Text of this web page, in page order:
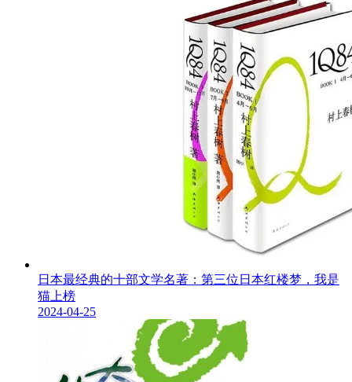
日本最经典的十部文学名著：第三位日本红楼梦，我是
猫上榜
2024-04-25